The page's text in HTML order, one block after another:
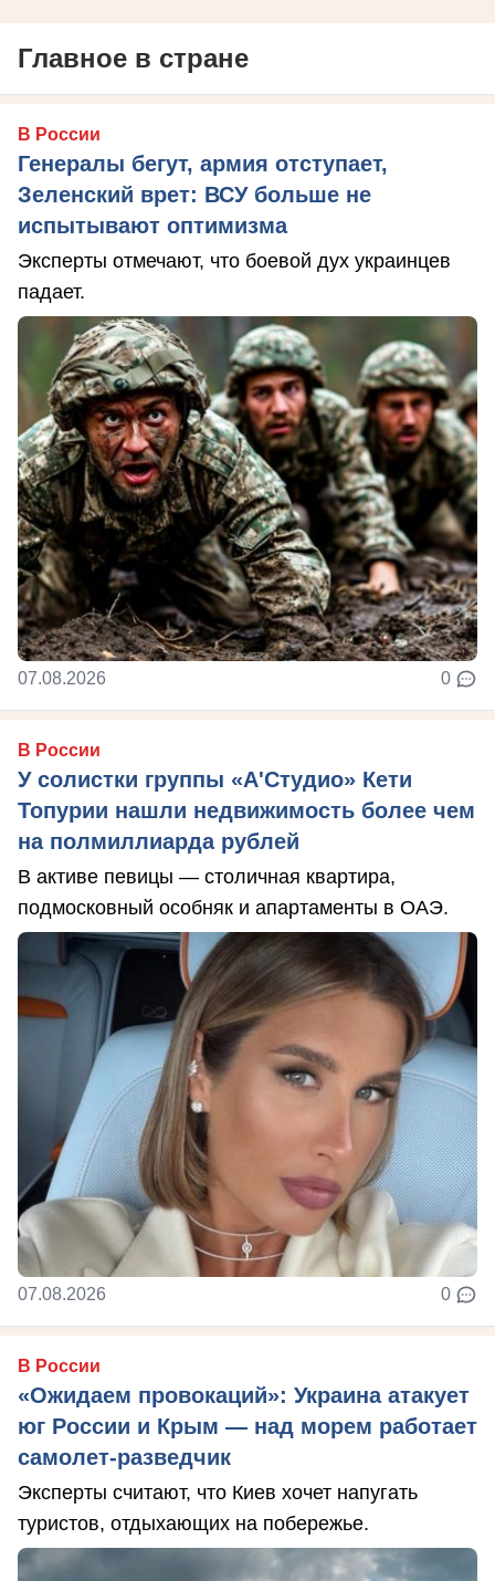
Главное в стране
В России
Генералы бегут, армия отступает,
Зеленский врет: ВСУ больше не
испытывают оптимизма
Эксперты отмечают, что боевой дух украинцев
падает.
07.08.2026 0
В России
У солистки группы «А'Студио» Кети
Топурии нашли недвижимость более чем
на полмиллиарда рублей
В активе певицы — столичная квартира,
подмосковный особняк и апартаменты в ОАЭ.
07.08.2026 0
В России
«Ожидаем провокаций»: Украина атакует
юг России и Крым — над морем работает
самолет-разведчик
Эксперты считают, что Киев хочет напугать
туристов, отдыхающих на побережье.